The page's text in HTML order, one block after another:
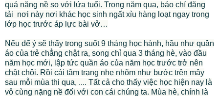
quá nặng nề so với lứa tuổi. Trong năm qua, báo chí đăng
tải nơi này nơi khác học sinh ngất xỉu hàng loạt ngay trong
lớp học trước áp lực bài vở…
Nếu để ý sẽ thấy trong suốt 9 tháng học hành, hầu như quần
áo của trẻ chẳng chật ra, song chỉ qua 3 tháng hè, vào đầu
năm học mới, lập tức quần áo của năm học trước trở nên
chật chội. Rồi cái tâm trạng nhẹ nhõm như bước trên mây
sau mỗi mùa thi qua, .... Tất cả cho thấy việc học hiện nay là
vô cùng nặng nề đối với con cái chúng ta. Mùa hè, chính là